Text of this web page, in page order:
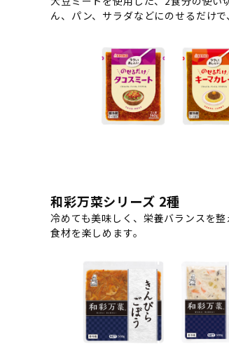
ん、パン、サラダなどにのせるだけ
和彩万菜シリーズ 2種
冷めても美味しく、栄養バランスを
食材を楽しめます。